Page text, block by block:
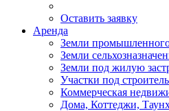
Оставить заявку
Аренда
Земли
Земли
Земли под жилую
Участки под
Коммерческая
Дома, Коттеджи,